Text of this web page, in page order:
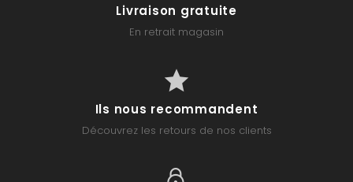
Livraison gratuite
En retrait magasin
Ils nous recommandent
Découvrez les retours de nos clients